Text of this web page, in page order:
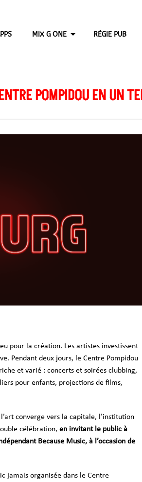
MIX G ONE RÉGIE PUB
POMPIDOU EN UN
pour la création. Les artistes investissent
Pendant deux jours, le Centre Pompidou
et varié : concerts et soirées clubbing,
pour enfants, projections de films,
converge vers la capitale, l’institution
célébration, en invitant le public à
Because Music, à l’occasion de
jamais organisée dans le Centre